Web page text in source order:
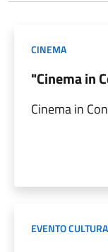
CINEMA
"Cinema in
Cinema in
EVENTO